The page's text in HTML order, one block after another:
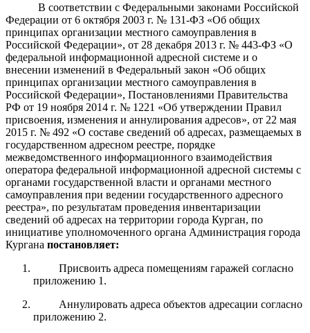
В соответствии с Федеральными законами Российской
Федерации от 6 октября 2003 г. № 131-ФЗ «Об общих
принципах организации местного самоуправления в
Российской Федерации», от 28 декабря 2013 г. № 443-ФЗ «О
федеральной информационной адресной системе и о
внесении изменений в Федеральный закон «Об общих
принципах организации местного самоуправления в
Российской Федерации», Постановлениями Правительства
РФ от 19 ноября 2014 г. № 1221 «Об утверждении Правил
присвоения, изменения и аннулирования адресов», от 22 мая
2015 г. № 492 «О составе сведений об адресах, размещаемых в
государственном адресном реестре, порядке
межведомственного информационного взаимодействия
оператора федеральной информационной адресной системы с
органами государственной власти и органами местного
самоуправления при ведении государственного адресного
реестра», по результатам проведения инвентаризации
сведений об адресах на территории города Курган, по
инициативе уполномоченного органа Администрация города
Кургана постановляет:
Присвоить адреса помещениям гаражей согласно
приложению 1.
Аннулировать адреса объектов адресации согласно
приложению 2.